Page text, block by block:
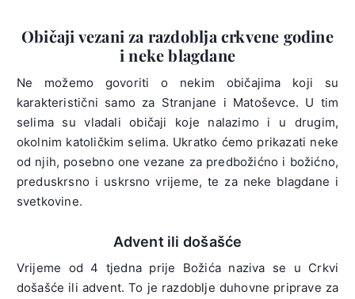
Običaji vezani za razdoblja crkvene godine
i neke blagdane
Ne možemo govoriti o nekim običajima koji su
karakteristični samo za Stranjane i Matoševce. U tim
selima su vladali običaji koje nalazimo i u drugim,
okolnim katoličkim selima. Ukratko ćemo prikazati neke
od njih, posebno one vezane za predbožićno i božićno,
preduskrsno i uskrsno vrijeme, te za neke blagdane i
svetkovine.
Advent ili došašće
Vrijeme od 4 tjedna prije Božića naziva se u Crkvi
došašće ili advent. To je razdoblje duhovne priprave za